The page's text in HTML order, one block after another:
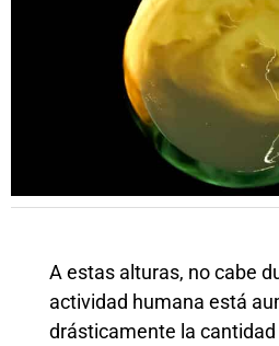
A estas alturas, no cabe
actividad humana está
drásticamente la cantidad